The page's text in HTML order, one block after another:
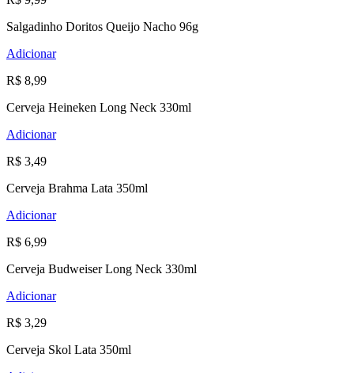
Salgadinho Doritos Queijo Nacho 96g
Adicionar
R$ 8,99
Cerveja Heineken Long Neck 330ml
Adicionar
R$ 3,49
Cerveja Brahma Lata 350ml
Adicionar
R$ 6,99
Cerveja Budweiser Long Neck 330ml
Adicionar
R$ 3,29
Cerveja Skol Lata 350ml